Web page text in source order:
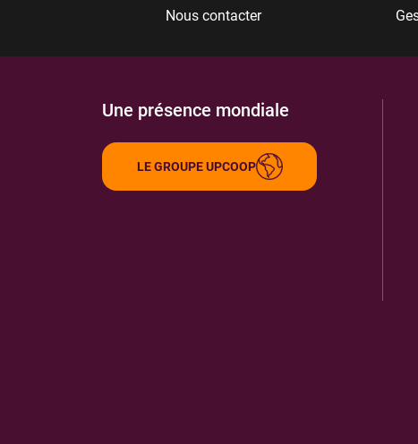
Nous contacter
Une présence mondiale
LE GROUPE UPCOOP